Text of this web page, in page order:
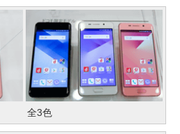
全3色